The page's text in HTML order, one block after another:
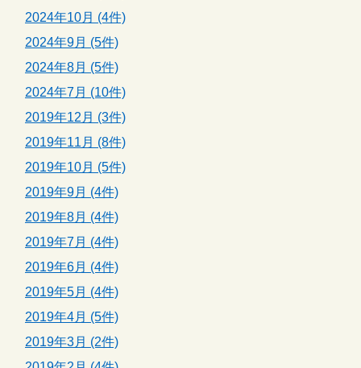
2024年10月 (4件)
2024年9月 (5件)
2024年8月 (5件)
2024年7月 (10件)
2019年12月 (3件)
2019年11月 (8件)
2019年10月 (5件)
2019年9月 (4件)
2019年8月 (4件)
2019年7月 (4件)
2019年6月 (4件)
2019年5月 (4件)
2019年4月 (5件)
2019年3月 (2件)